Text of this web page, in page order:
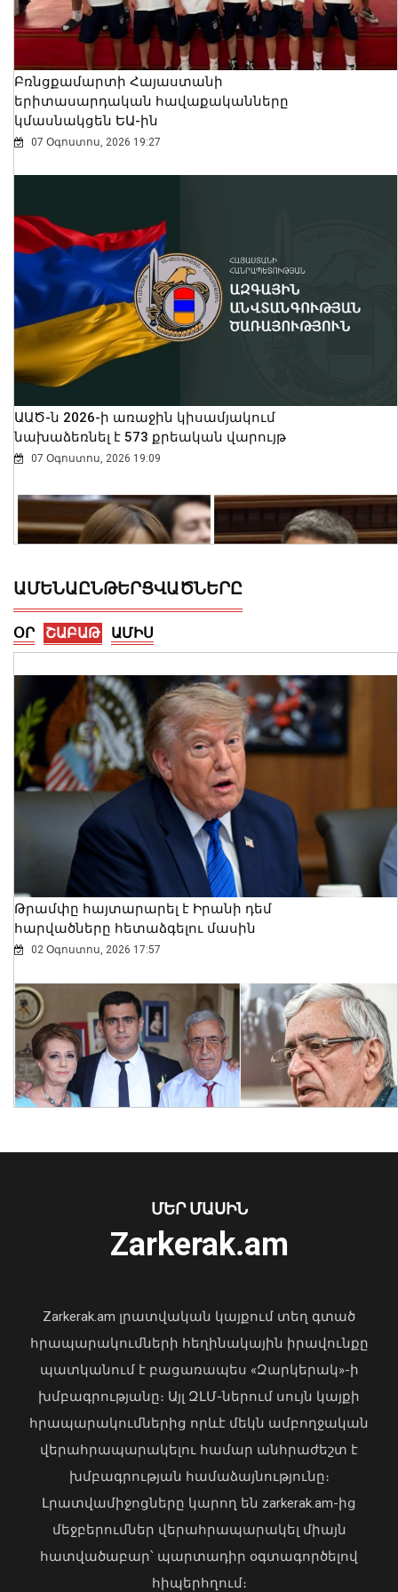
Բռնցքամարտի Հայաստանի
երիտասարդական հավաքականները
կմասնակցեն ԵԱ-ին
07 Օգոստոս, 2026 19:27
ԱԱԾ-ն 2026-ի առաջին կիսամյակում
նախաձեռնել է 573 քրեական վարույթ
07 Օգոստոս, 2026 19:09
Թեկնածության քննարկմանը
ներկայանալը ոչ միայն իրավունք է,
այլև հարգանքի դրսևորում թե՛
խորհրդարանի, թե՛ գործընկերների
նկատմամբ․ Ազարյան
07 Օգոստոս, 2026 18:34
հետազոտությունների դաշնային
Դատախազությունն
սեփականության իրավունքով
պատկանող մարզադպրոցի
ձեռքբերման գործընթացում
հայտնաբերել է մի շարք
ԱՄԵՆԱԸՆԹԵՐՑՎԱԾՆԵՐԸ
ՕՐ ՇԱԲԱԹ ԱՄԻՍ
Թրամփը հայտարարել է Իրանի դեմ
հարվածները հետաձգելու մասին
02 Օգոստոս, 2026 17:57
«Պարտվեցինք դաժան հիվանդության
04 Օգոստոս, 2026 19:12
ՄԵՐ ՄԱՍԻՆ
Zarkerak.am
Zarkerak.am լրատվական կայքում տեղ գտած
հրապարակումների հեղինակային իրավունքը
պատկանում է բացառապես «Զարկերակ»-ի
խմբագրությանը։ Այլ ԶԼՄ-ներում սույն կայքի
հրապարակումներից որևէ մեկն ամբողջական
վերահրապարակելու համար անհրաժեշտ է
խմբագրության համաձայնությունը։
Լրատվամիջոցները կարող են zarkerak.am-ից
մեջբերումներ վերահրապարակել միայն
հատվածաբար՝ պարտադիր օգտագործելով
հիպերհղում։